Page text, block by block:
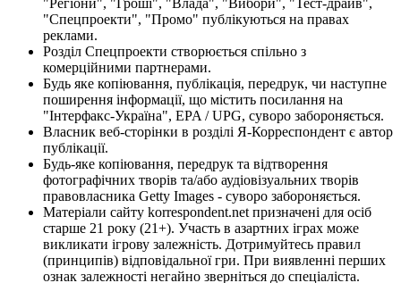
"Спецпроекти", "Промо" публікуються на правах
реклами.
Розділ Спецпроекти створюється спільно з
комерційними партнерами.
Будь яке копіювання, публікація, передрук, чи наступне
поширення інформації, що містить посилання на
"Інтерфакс-Україна", EPA / UPG, суворо забороняється.
Власник веб-сторінки в розділі Я-Корреспондент є автор
публікації.
Будь-яке копіювання, передрук та відтворення
фотографічних творів та/або аудіовізуальних творів
правовласника Getty Images - суворо забороняється.
Матеріали сайту korrespondent.net призначені для осіб
старше 21 року (21+). Участь в азартних іграх може
викликати ігрову залежність. Дотримуйтесь правил
(принципів) відповідальної гри. При виявленні перших
ознак залежності негайно зверніться до спеціаліста.